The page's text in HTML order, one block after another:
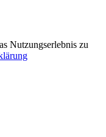
Nutzungserlebnis zu